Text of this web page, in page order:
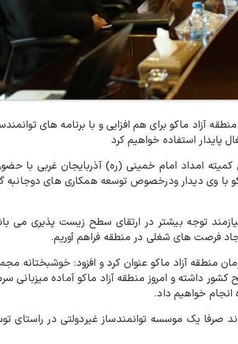
آزاد ماکو برای هم افزایی و با برنامه های
پایدار استفاده خواهیم کرد
کمیته امداد امام خمینی (ره) آذربایجان غربی با
با وی دیدار ودرخصوص توسعه همکاری های دوجانبه
توجه بیشتر در ارتقای سطح زیست پذیری می
فرصت های شغلی در منطقه فراهم آوریم.
منطقه آزاد ماکو عنوان کرد و افزود: خوشبختانه
داشته و امروز منطقه آزاد ماکو آماده میزبانی
انجام خواهیم داد.
صرفا یک موسسه توانمندساز غیردولتی در راستای